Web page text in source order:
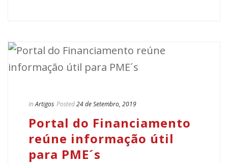
In Artigos Posted24 de Setembro, 2019
Portal do Financiamento
reúne informação útil
para PME´s